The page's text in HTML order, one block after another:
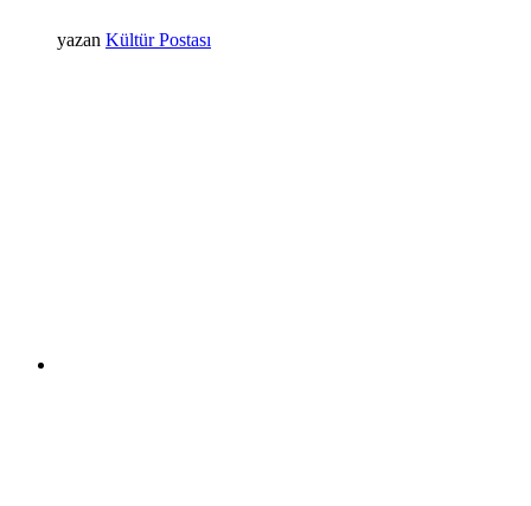
yazan Kültür Postası